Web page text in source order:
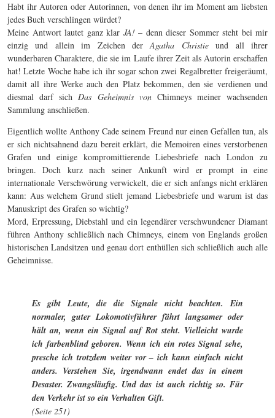
Habt ihr Autoren oder Autorinnen, von denen ihr im Moment am liebsten
jedes Buch verschlingen würdet?
Meine Antwort lautet ganz klar JA!– denn dieser Sommer steht bei mir
einzig und allein im Zeichen derAgatha Christieund all ihrer
wunderbaren Charaktere, die sie im Laufe ihrer Zeit als Autorin erschaffen
hat! Letzte Woche habe ich ihr sogar schon zwei Regalbretter freigeräumt,
damit all ihre Werke auch den Platz bekommen, den sie verdienen und
diesmal darf sichDas Geheimnis vonChimneys meiner wachsenden
Sammlung anschließen.
Eigentlich wollte Anthony Cade seinem Freund nur einen Gefallen tun, als
er sich nichtsahnend dazu bereit erklärt, die Memoiren eines verstorbenen
Grafen und einige kompromittierende Liebesbriefe nach London zu
bringen. Doch kurz nach seiner Ankunft wird er prompt in eine
internationale Verschwörung verwickelt, die er sich anfangs nicht erklären
kann: Aus welchem Grund stielt jemand Liebesbriefe und warum ist das
Manuskript des Grafen so wichtig?
Mord, Erpressung, Diebstahl und ein legendärer verschwundener Diamant
führen Anthony schließlich nach Chimneys, einem von Englands großen
historischen Landsitzen und genau dort enthüllen sich schließlich auch alle
Geheimnisse.
Es gibt Leute, die die Signale nicht beachten. Ein
normaler, guter Lokomotivführer fährt langsamer oder
hält an, wenn ein Signal auf Rot steht. Vielleicht wurde
ich farbenblind geboren. Wenn ich ein rotes Signal sehe,
presche ich trotzdem weiter vor – ich kann einfach nicht
anders. Verstehen Sie, irgendwann endet das in einem
Desaster. Zwangsläufig. Und das ist auch richtig so. Für
den Verkehr ist so ein Verhalten Gift.
(Seite 251)